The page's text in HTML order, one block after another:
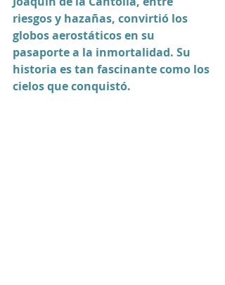
riesgos y hazañas, convirtió los
globos aerostáticos en su
pasaporte a la inmortalidad. Su
historia es tan fascinante como los
cielos que conquistó.